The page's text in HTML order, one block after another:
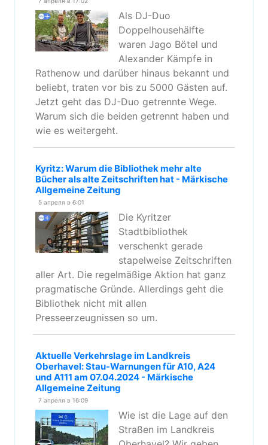
Als DJ-Duo
Doppelhousehälfte
waren Jago Bötel und
Alexander Kämpfe in
Rathenow und darüber hinaus bekannt und
beliebt, traten vor bis zu 5000 Gästen auf.
Jetzt geht das DJ-Duo getrennte Wege.
Warum sich die beiden getrennt haben und
wie es weitergeht.
Kyritz: Warum die Bibliothek mehr alte
Bücher als alte Zeitschriften hat - Märkische
Allgemeine Zeitung
5 апреля в 6:01
Die Kyritzer
Stadtbibliothek
verschenkt gerade
stapelweise Zeitschriften
aller Art. Die regelmäßige Aktion hat ganz
pragmatische Gründe. Allerdings geht die
Bibliothek nicht mit allen
Presseerzeugnissen so um.
Aktuelle Verkehrslage im Landkreis
Oberhavel: Stau-Warnungen für A10, A24
und A111 am 07.04.2024 - Märkische
Allgemeine Zeitung
7 апреля в 16:09
Wie ist die Lage auf den
Straßen im Landkreis